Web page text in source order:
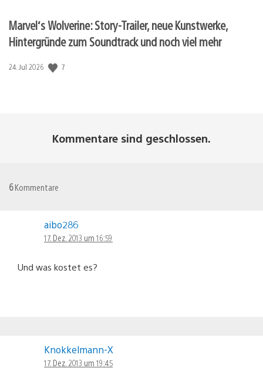
Marvel‘s Wolverine: Story-Trailer, neue Kunstwerke,
Hintergründe zum Soundtrack und noch viel mehr
Veröffentlichungsdatum:
24. Jul 2026 7
Kommentare sind geschlossen.
6Kommentare
aibo286
17. Dez. 2013 um 16:59
Und was kostet es?
Knokkelmann-X
17. Dez. 2013 um 19:45